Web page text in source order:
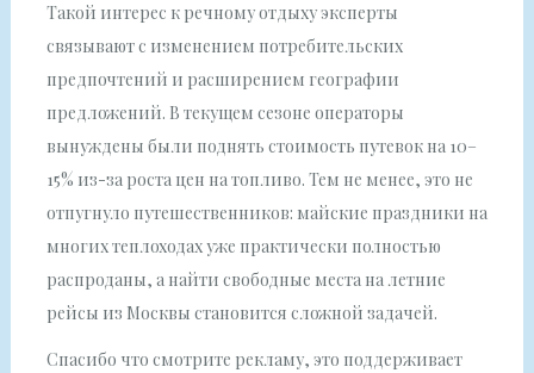
Такой интерес к речному отдыху эксперты
связывают с изменением потребительских
предпочтений и расширением географии
предложений. В текущем сезоне операторы
вынуждены были поднять стоимость путевок на 10–
15% из-за роста цен на топливо. Тем не менее, это не
отпугнуло путешественников: майские праздники на
многих теплоходах уже практически полностью
распроданы, а найти свободные места на летние
рейсы из Москвы становится сложной задачей.
Спасибо что смотрите рекламу, это поддерживает